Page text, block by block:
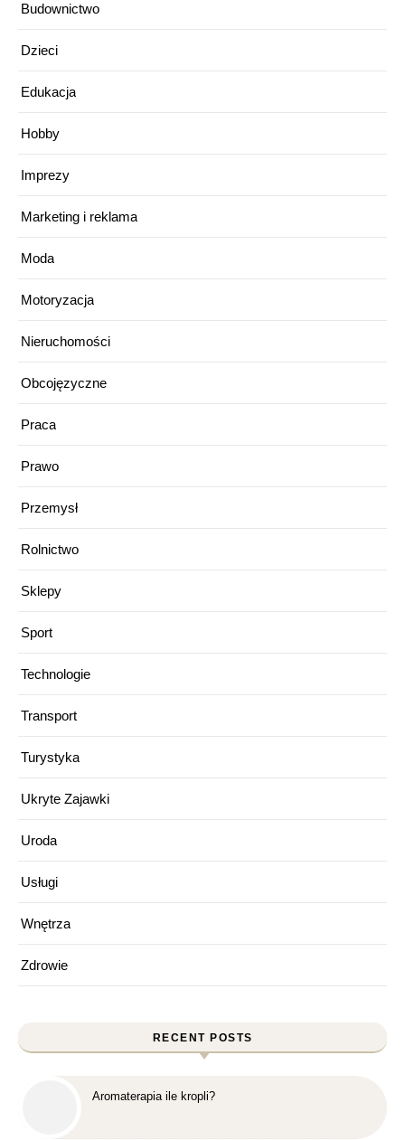
Budownictwo
Dzieci
Edukacja
Hobby
Imprezy
Marketing i reklama
Moda
Motoryzacja
Nieruchomości
Obcojęzyczne
Praca
Prawo
Przemysł
Rolnictwo
Sklepy
Sport
Technologie
Transport
Turystyka
Ukryte Zajawki
Uroda
Usługi
Wnętrza
Zdrowie
RECENT POSTS
Aromaterapia ile kropli?